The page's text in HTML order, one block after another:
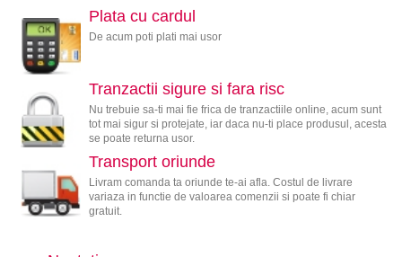
Plata cu cardul
De acum poti plati mai usor
Tranzactii sigure si fara risc
Nu trebuie sa-ti mai fie frica de tranzactiile online, acum sunt
tot mai sigur si protejate, iar daca nu-ti place produsul, acesta
se poate returna usor.
Transport oriunde
Livram comanda ta oriunde te-ai afla. Costul de livrare
variaza in functie de valoarea comenzii si poate fi chiar
gratuit.